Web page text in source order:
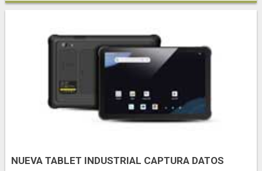
NUEVA TABLET INDUSTRIAL CAPTURA DATOS